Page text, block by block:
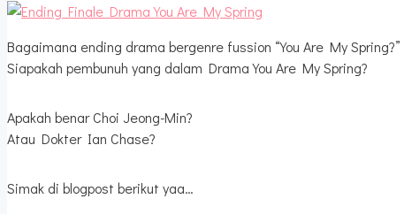
Bagaimana ending drama bergenre fussion “You Are My Spring?”
Siapakah pembunuh yang dalam Drama You Are My Spring?
Apakah benar Choi Jeong-Min?
Atau Dokter Ian Chase?
Simak di blogpost berikut yaa…